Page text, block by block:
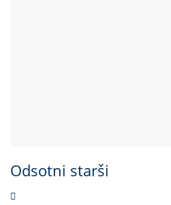
Odsotni starši